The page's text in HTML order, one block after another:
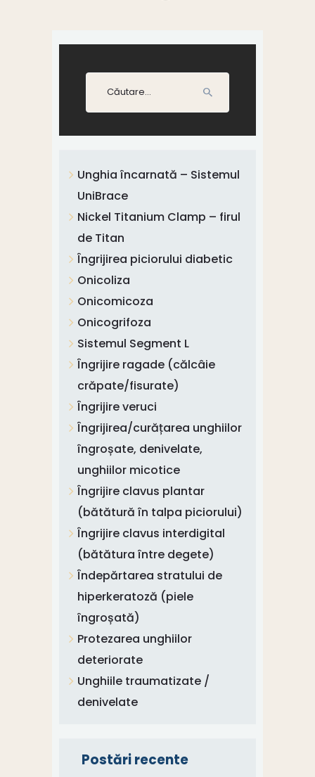
Caută
după:
Unghia încarnată – Sistemul
UniBrace
Nickel Titanium Clamp – firul
de Titan
Îngrijirea piciorului diabetic
Onicoliza
Onicomicoza
Onicogrifoza
Sistemul Segment L
Îngrijire ragade (călcâie
crăpate/fisurate)
Îngrijire veruci
Îngrijirea/curățarea unghiilor
îngroșate, denivelate,
unghiilor micotice
Îngrijire clavus plantar
(bătătură în talpa piciorului)
Îngrijire clavus interdigital
(bătătura între degete)
Îndepărtarea stratului de
hiperkeratoză (piele
îngroșată)
Protezarea unghiilor
deteriorate
Unghiile traumatizate /
denivelate
Postări recente